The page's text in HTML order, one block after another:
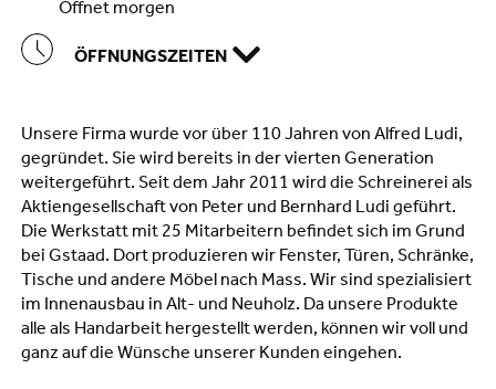
öffnet morgen
ÖFFNUNGSZEITEN
Unsere Firma wurde vor über 110 Jahren von Alfred Ludi,
gegründet. Sie wird bereits in der vierten Generation
weitergeführt. Seit dem Jahr 2011 wird die Schreinerei als
Aktiengesellschaft von Peter und Bernhard Ludi geführt.
Die Werkstatt mit 25 Mitarbeitern befindet sich im Grund
bei Gstaad. Dort produzieren wir Fenster, Türen, Schränke,
Tische und andere Möbel nach Mass. Wir sind spezialisiert
im Innenausbau in Alt- und Neuholz. Da unsere Produkte
alle als Handarbeit hergestellt werden, können wir voll und
ganz auf die Wünsche unserer Kunden eingehen.